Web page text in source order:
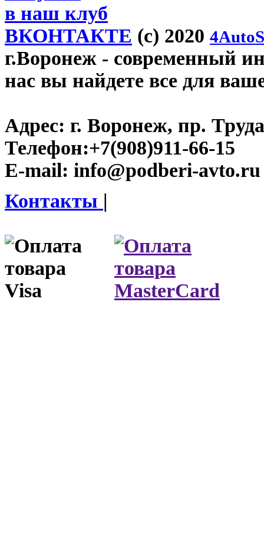
в наш клуб
ВКОНТАКТЕ (c) 2020
г.Воронеж - современный
нас вы найдете все для
Адрес: г. Воронеж, пр.
Телефон:+7(908)911-66-15
E-mail: info@podberi-avto.ru
Контакты |